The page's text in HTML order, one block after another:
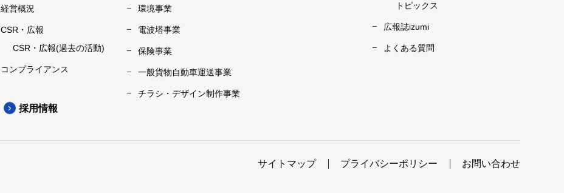
経営概況
CSR・広報
CSR・広報(過去の活動)
コンプライアンス
環境事業
電波塔事業
保険事業
一般貨物自動車運送事業
チラシ・デザイン制作事業
トピックス
広報誌izumi
よくある質問
採用情報
サイトマップ プライバシーポリシー お問い合わせ